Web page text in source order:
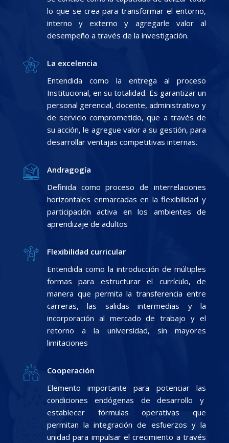
lo que se crea para transformar el entorno,
interno y externo y agregarle valor al
desempeño a través de la investigación.
La excelencia
Entendida como la entrega al proceso
Institucional, en su totalidad. Es garantizar un
personal gerencial, docente, administrativo y
de servicio comprometido, que a través de
su acción, le agregue valor a su gestión, para
desarrollar ventajas competitivas internas.
Andragogía
Definida como proceso de interrelaciones
horizontales enmarcadas en la flexibilidad y
participación activa en los ambientes de
aprendizaje de adultos
Flexibilidad curricular
Entendida como la introducción de múltiples
formas para estructurar el currículo, de
manera que permita la transferencia entre
carreras, las salidas intermedias y la
incorporación al mercado de trabajo y el
retorno a la universidad, sin mayores
limitaciones
Cooperación
Elemento importante para potenciar las
condiciones endógenas de desarrollo y
establecer fórmulas operativas que
permitan la integración de esfuerzos y la
unidad para impulsar el crecimiento a través